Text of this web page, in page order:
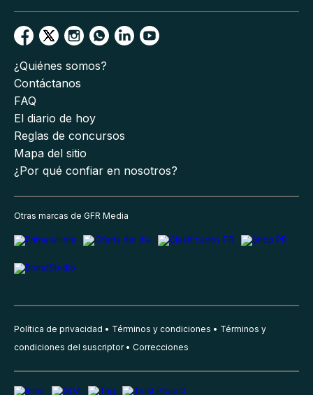
¿Quiénes somos?
Contáctanos
FAQ
El diario de hoy
Reglas de concursos
Mapa del sitio
¿Por qué confiar en nosotros?
Otras marcas de GFR Media
Política de privacidad Términos y condiciones
Términos y
condiciones del suscriptor
Correcciones